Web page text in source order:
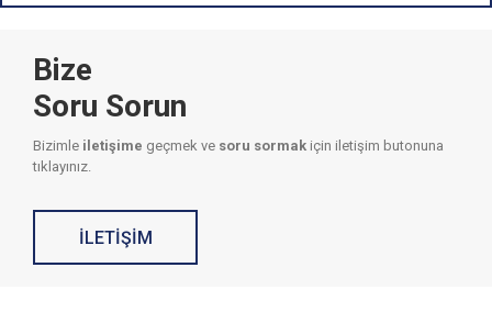
Bize
Soru Sorun
Bizimle iletişime geçmek ve soru sormak için iletişim butonuna
tıklayınız.
İLETİŞİM